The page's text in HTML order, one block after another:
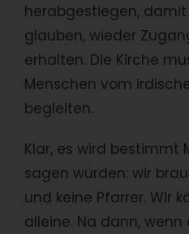
herabgestiegen, damit
glauben, wieder
erhalten. Die Kirche
Menschen vom
begleiten.
Klar, es wird bestimmt
sagen würden: wir
und keine Pfarrer. Wir
alleine. Na dann,